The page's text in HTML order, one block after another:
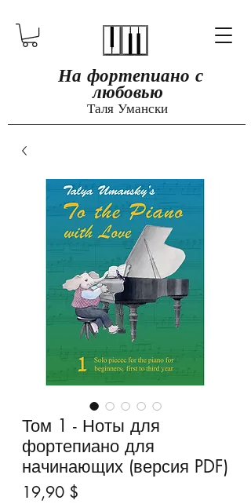
На фортепиано с
любовью
Таля Умански
Том 1 - Ноты для
фортепиано для
начинающих (версия PDF)
19,90 $